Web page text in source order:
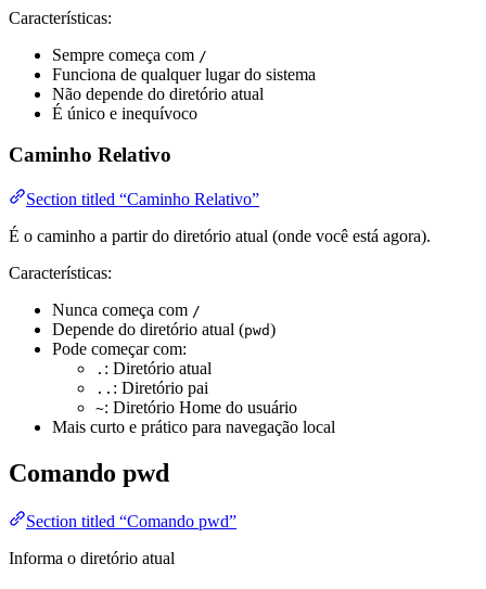
Características:
Sempre começa com /
Funciona de qualquer lugar do sistema
Não depende do diretório atual
É único e inequívoco
Caminho Relativo
Section titled “Caminho Relativo”
É o caminho a partir do diretório atual (onde você está agora).
Características:
Nunca começa com /
Depende do diretório atual (pwd)
Pode começar com:
. : Diretório atual
.. : Diretório pai
~: Diretório Home do usuário
Mais curto e prático para navegação local
Comando pwd
Section titled “Comando pwd”
Informa o diretório atual